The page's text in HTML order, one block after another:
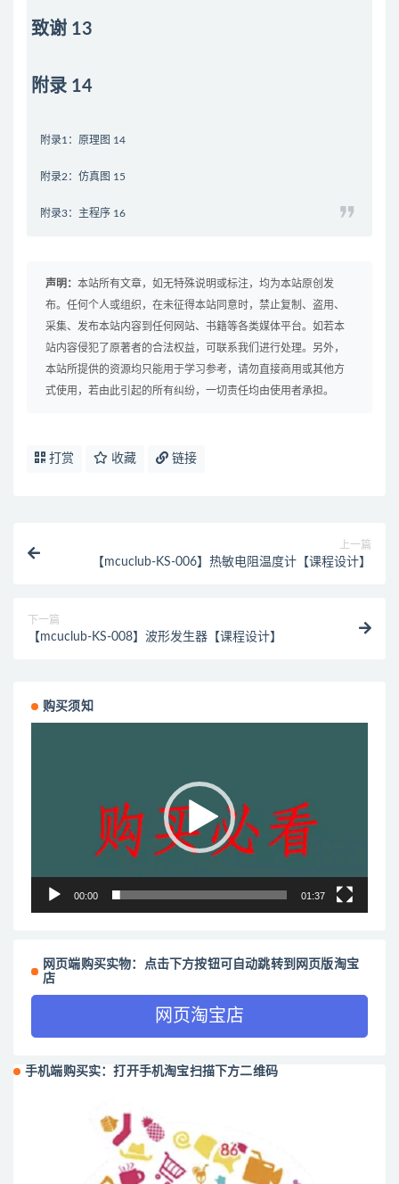
致谢 13
附录 14
附录1：原理图 14
附录2：仿真图 15
附录3：主程序 16
声明： 本站所有文章，如无特殊说明或标注，均为本站原创发
布。任何个人或组织，在未征得本站同意时，禁止复制、盗用、
采集、发布本站内容到任何网站、书籍等各类媒体平台。如若本
站内容侵犯了原著者的合法权益，可联系我们进行处理。另外，
本站所提供的资源均只能用于学习参考，请勿直接商用或其他方
式使用，若由此引起的所有纠纷，一切责任均由使用者承担。
打赏 收藏 链接
上一篇
【mcuclub-KS-006】热敏电阻温度计【课程设计】
下一篇
【mcuclub-KS-008】波形发生器【课程设计】
购买须知
00:00 01:37
网页端购买实物：点击下方按钮可自动跳转到网页版淘宝
店
网页淘宝店
手机端购买实：打开手机淘宝扫描下方二维码